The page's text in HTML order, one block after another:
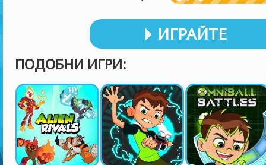
ИГРАЙТЕ
ПОДОБНИ ИГРИ: